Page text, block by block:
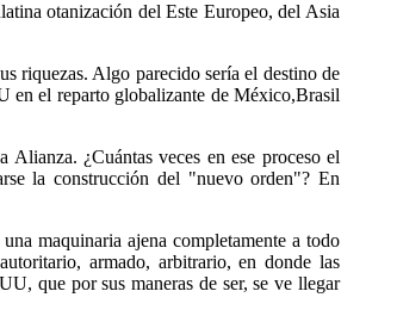
otanización del Este Europeo, del Asia
riquezas. Algo parecido sería el destino de
en el reparto globalizante de México,Brasil
¿Cuántas veces en ese proceso el
la construcción del "nuevo orden"? En
maquinaria ajena completamente a todo
armado, arbitrario, en donde las
que por sus maneras de ser, se ve llegar